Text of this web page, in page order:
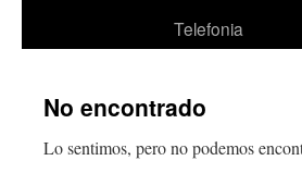
Telefonia
No encontrado
Lo sentimos, pero no podemos